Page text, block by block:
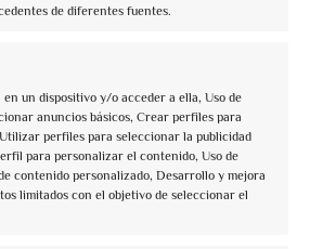
de diferentes fuentes.
un dispositivo y/o acceder a ella, Uso de
anuncios básicos, Crear perfiles para
perfiles para seleccionar la publicidad
para personalizar el contenido, Uso de
contenido personalizado, Desarrollo y mejora
limitados con el objetivo de seleccionar el
Montefalco